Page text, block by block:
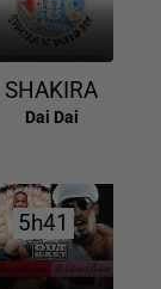
SHAKIRA
Dai Dai
5h41
5h41